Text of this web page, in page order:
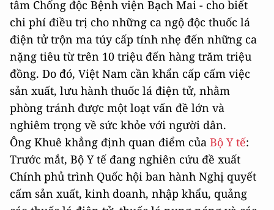
tâm Chống độc Bệnh viện Bạch Mai - cho biết
chi phí điều trị cho những ca ngộ độc thuốc lá
điện tử trộn ma túy cấp tính nhẹ đến những ca
nặng tiêu từ trên 10 triệu đến hàng trăm triệu
đồng. Do đó, Việt Nam cần khẩn cấp cấm việc
sản xuất, lưu hành thuốc lá điện tử, nhằm
phòng tránh được một loạt vấn đề lớn và
nghiêm trọng về sức khỏe với người dân.
Ông Khuê khẳng định quan điểm của Bộ Y tế:
Trước mắt, Bộ Y tế đang nghiên cứu đề xuất
Chính phủ trình Quốc hội ban hành Nghị quyết
cấm sản xuất, kinh doanh, nhập khẩu, quảng